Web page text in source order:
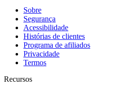
Sobre
Segurança
Acessibilidade
Histórias de clientes
Programa de afiliados
Privacidade
Termos
Recursos